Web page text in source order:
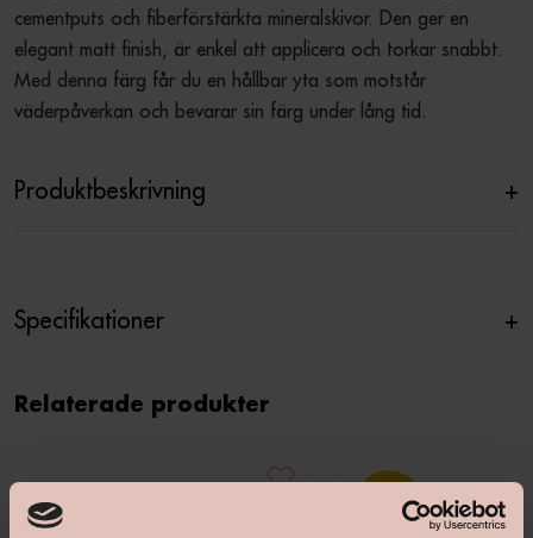
cementputs och fiberförstärkta mineralskivor. Den ger en
elegant matt finish, är enkel att applicera och torkar snabbt.
Med denna färg får du en hållbar yta som motstår
väderpåverkan och bevarar sin färg under lång tid.
Produktbeskrivning +
Specifikationer +
Relaterade produkter